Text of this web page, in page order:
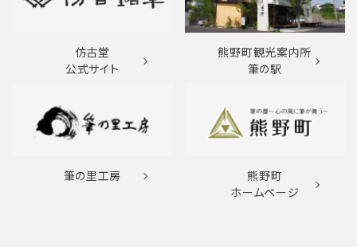
仿古堂
公式サイト
熊野町観光案内所
筆の駅
筆の里工房
熊野町
ホームページ